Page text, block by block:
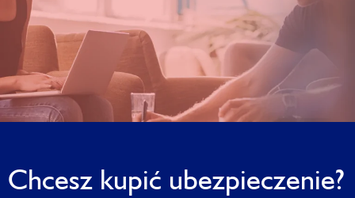
Chcesz kupić ubezpieczenie?